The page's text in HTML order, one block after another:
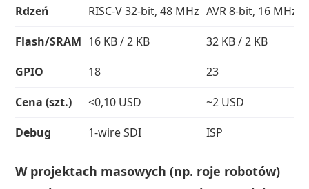
Rdzeń
RISC-V 32-bit, 48 MHz AVR 8-bit, 16 MHz
Flash/SRAM 16 KB / 2 KB
32 KB / 2 KB
GPIO
18
23
Cena (szt.)
<0,10 USD
~2 USD
Debug
1-wire SDI ISP
W projektach masowych (np. roje robotów)